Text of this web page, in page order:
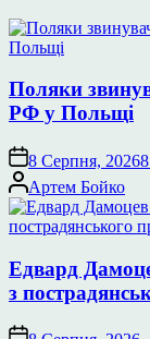
Поляки
РФ у Польщі
8 Серпня, 2026
Опубліковано
Артем Бойко
Едвард
з